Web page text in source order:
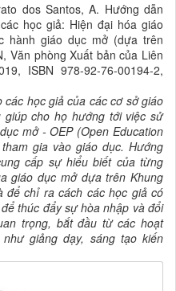
dos Santos, A. Hướng dẫn
học giả: Hiện đại hóa giáo
hành giáo dục mở (dựa trên
Văn phòng Xuất bản của Liên
ISBN 978-92-76-00194-2,
các học giả của cáccơ sở giáo
cho họ hướng tới việc sử
mở - OEP (Open Education
gia vào giáo dục. Hướng
cấp sự hiểu biết của từng
giáo dục mở dựa trên Khung
để chỉ ra cách các học giả có
thúc đẩy sự hòa nhập và đổi
trọng, bắt đầu từ các hoạt
giảng dạy, sáng tạo kiến